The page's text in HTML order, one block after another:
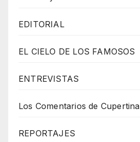
EDITORIAL
EL CIELO DE LOS FAMOSOS
ENTREVISTAS
Los Comentarios de Cupertina
REPORTAJES